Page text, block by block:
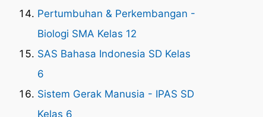
Pertumbuhan & Perkembangan -
Biologi SMA Kelas 12
SAS Bahasa Indonesia SD Kelas
6
Sistem Gerak Manusia - IPAS SD
Kelas 6